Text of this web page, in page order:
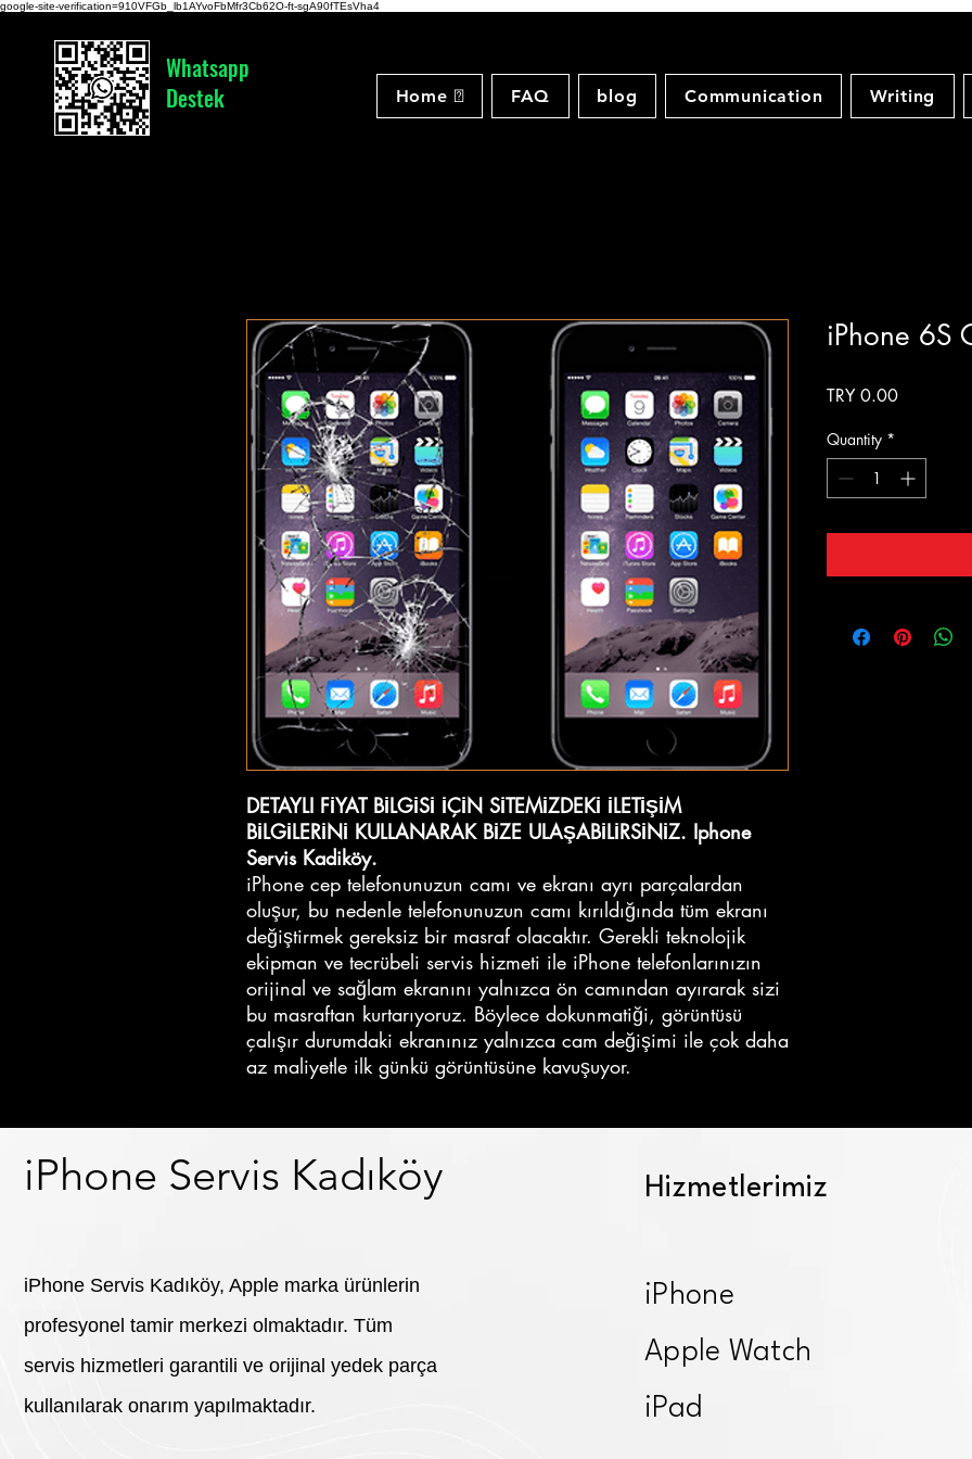
google-site-verification=910VFGb_lb1AYvoFbMfr3Cb62O-ft-sgA90fTEsVha4
Whatsapp
Destek
Home  FAQ blog Communication Writing
DETAYLI FİYAT BİLGİSİ İÇİN SİTEMİZDEKİ İLETİŞİM
BİLGİLERİNİ KULLANARAK BİZE ULAŞABİLİRSİNİZ. Iphone
Servis Kadiköy.
iPhone cep telefonunuzun camı ve ekranı ayrı parçalardan
oluşur, bu nedenle telefonunuzun camı kırıldığında tüm ekranı
değiştirmek gereksiz bir masraf olacaktır. Gerekli teknolojik
ekipman ve tecrübeli servis hizmeti ile iPhone telefonlarınızın
orijinal ve sağlam ekranını yalnızca ön camından ayırarak sizi
bu masraftan kurtarıyoruz. Böylece dokunmatiği, görüntüsü
çalışır durumdaki ekranınız yalnızca cam değişimi ile çok daha
az maliyetle ilk günkü görüntüsüne kavuşuyor.
iPhone 6S
TRY 0.00Price
Quantity *
iPhone Servis Kadıköy
iPhone Servis Kadıköy, Apple marka ürünlerin
profesyonel tamir merkezi olmaktadır. Tüm
servis hizmetleri garantili ve orijinal yedek parça
kullanılarak onarım yapılmaktadır.
Hizmetlerimiz
iPhone
Apple Watch
iPad